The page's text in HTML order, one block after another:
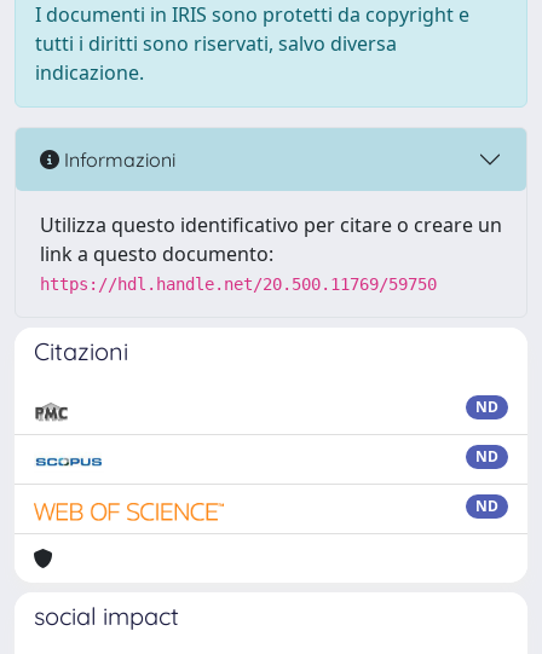
I documenti in IRIS sono protetti da copyright e
tutti i diritti sono riservati, salvo diversa
indicazione.
Informazioni
Utilizza questo identificativo per citare o creare un
link a questo documento:
https://hdl.handle.net/20.500.11769/59750
Citazioni
ND
ND
ND
social impact